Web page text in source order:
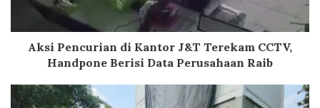
Aksi Pencurian di Kantor J&T Terekam CCTV,
Handpone Berisi Data Perusahaan Raib